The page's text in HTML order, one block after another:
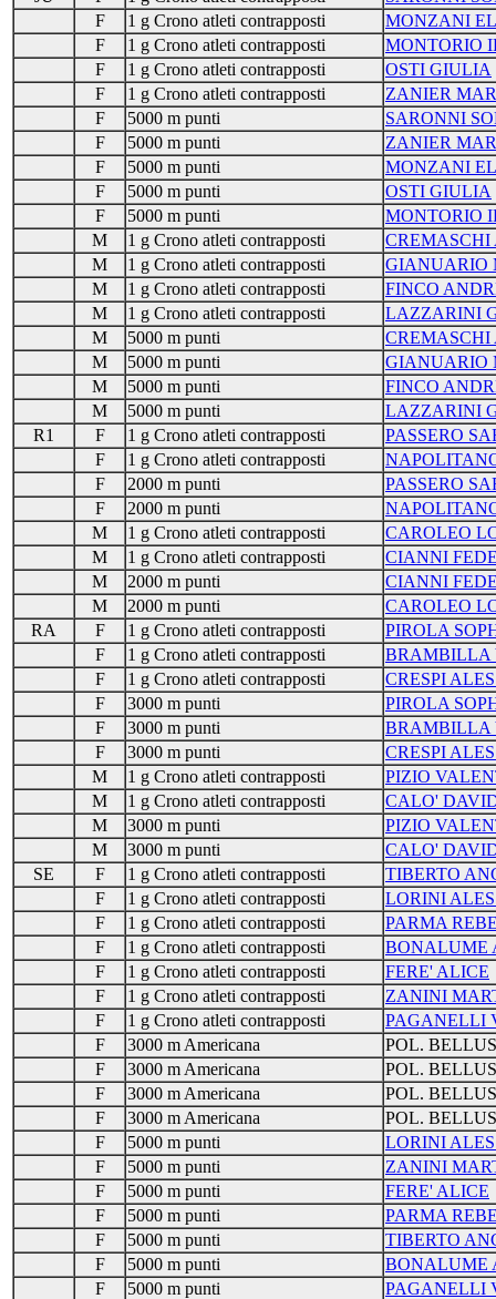
F
1 g Crono atleti contrapposti
MONZANI
F
1 g Crono atleti contrapposti
MONTORIO
F
1 g Crono atleti contrapposti
OSTI GIULIA
F
1 g Crono atleti contrapposti
ZANIER
F
5000 m punti
SARONNI
F
5000 m punti
ZANIER
F
5000 m punti
MONZANI
F
5000 m punti
OSTI GIULIA
F
5000 m punti
MONTORIO
M
1 g Crono atleti contrapposti
M
1 g Crono atleti contrapposti
GIANUARIO
M
1 g Crono atleti contrapposti
FINCO
M
1 g Crono atleti contrapposti
LAZZARINI
M
5000 m punti
M
5000 m punti
GIANUARIO
M
5000 m punti
FINCO
M
5000 m punti
LAZZARINI
R1
F 1 g Crono atleti contrapposti
PASSERO
F
1 g Crono atleti contrapposti
F
2000 m punti
PASSERO
F
2000 m punti
M
1 g Crono atleti contrapposti
CAROLEO
M
1 g Crono atleti contrapposti
CIANNI
M
2000 m punti
CIANNI
M
2000 m punti
CAROLEO
RA
F 1 g Crono atleti contrapposti
PIROLA
F
1 g Crono atleti contrapposti
BRAMBILLA
F
1 g Crono atleti contrapposti
CRESPI
F
3000 m punti
PIROLA
F
3000 m punti
BRAMBILLA
F
3000 m punti
CRESPI
M
1 g Crono atleti contrapposti
PIZIO
M
1 g Crono atleti contrapposti
CALO'
M
3000 m punti
PIZIO
M
3000 m punti
CALO'
SE
F 1 g Crono atleti contrapposti
TIBERTO
F
1 g Crono atleti contrapposti
LORINI
F
1 g Crono atleti contrapposti
PARMA
F
1 g Crono atleti contrapposti
BONALUME
F
1 g Crono atleti contrapposti
FERE' ALICE
F
1 g Crono atleti contrapposti
ZANINI
F
1 g Crono atleti contrapposti
PAGANELLI
F
3000 m Americana
POL.
F
3000 m Americana
POL.
F
3000 m Americana
POL.
F
3000 m Americana
POL.
F
5000 m punti
LORINI
F
5000 m punti
ZANINI
F
5000 m punti
FERE' ALICE
F
5000 m punti
PARMA
F
5000 m punti
TIBERTO
F
5000 m punti
BONALUME
F
5000 m punti
PAGANELLI